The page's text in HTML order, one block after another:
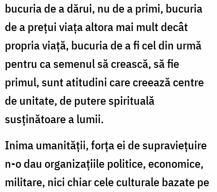
bucuria de a dărui, nu de a primi, bucuria
de a preţui viaţa altora mai mult decât
propria viaţă, bucuria de a fi cel din urmă
pentru ca semenul să crească, să fie
primul, sunt atitudini care creează centre
de unitate, de putere spirituală
susţinătoare a lumii.
Inima umanităţii, forţa ei de supravieţuire
n-o dau organizaţiile politice, economice,
militare, nici chiar cele culturale bazate pe